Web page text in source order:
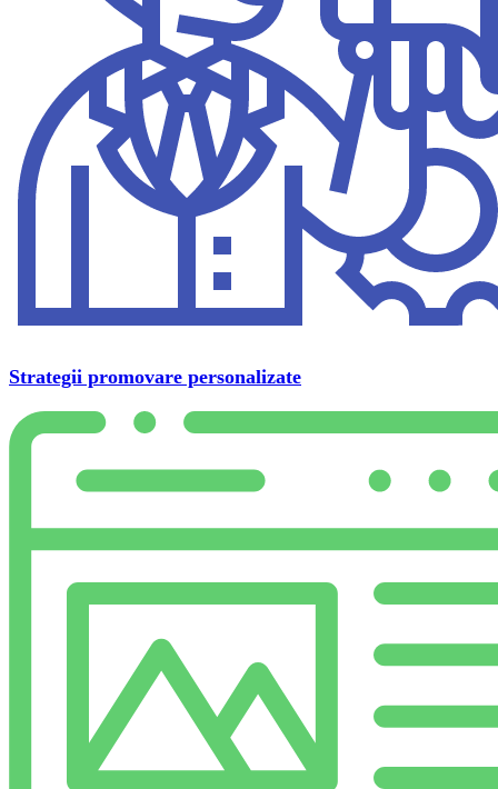
Strategii promovare personalizate